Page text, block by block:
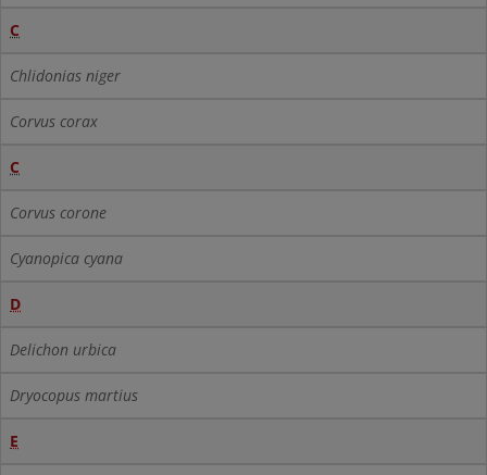
C
Chlidonias niger
Corvus corax
C
Corvus corone
Cyanopica cyana
D
Delichon urbica
Dryocopus martius
E